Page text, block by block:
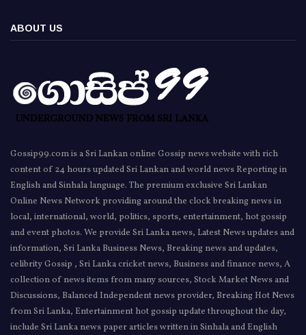
ABOUT US
Gossip99.com is a Sri Lankan online Gossip news website with rich
content of 24 hours updated Sri Lankan and world news Reporting in
English and Sinhala language. The premium exclusive Sri Lankan
Online News Network providing around the clock breaking news in
local, international, world, politics, sports, entertainment, hot gossip
and event photos. We provide Sri Lanka news, Latest News updates and
information, Sri Lanka Business News, Breaking news and updates,
celibrity Gossip , Sri Lanka cricket news, Business and finance news, A
collection of news items from many sources, Stock Market News and
Discussions, Balanced Independent news provider, Breaking Hot News
from Sri Lanka, Entertainment hot gossip update throughout the day,
include Sri Lanka news paper articles written in Sinhala and English